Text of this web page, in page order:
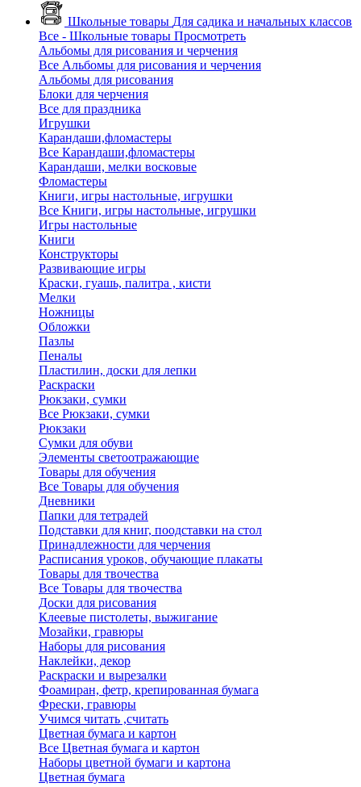
Школьные товары Для садика и начальных классов
Все - Школьные товары Просмотреть
Альбомы для рисования и черчения
Все Альбомы для рисования и черчения
Альбомы для рисования
Блоки для черчения
Все для праздника
Игрушки
Карандаши,фломастеры
Все Карандаши,фломастеры
Карандаши, мелки восковые
Фломастеры
Книги, игры настольные, игрушки
Все Книги, игры настольные, игрушки
Игры настольные
Книги
Конструкторы
Развивающие игры
Краски, гуашь, палитра , кисти
Мелки
Ножницы
Обложки
Пазлы
Пеналы
Пластилин, доски для лепки
Раскраски
Рюкзаки, сумки
Все Рюкзаки, сумки
Рюкзаки
Сумки для обуви
Элементы светоотражающие
Товары для обучения
Все Товары для обучения
Дневники
Папки для тетрадей
Подставки для книг, поодставки на стол
Принадлежности для черчения
Расписания уроков, обучающие плакаты
Товары для твочества
Все Товары для твочества
Доски для рисования
Клеевые пистолеты, выжигание
Мозайки, гравюры
Наборы для рисования
Наклейки, декор
Раскраски и вырезалки
Фоамиран, фетр, крепированная бумага
Фрески, гравюры
Учимся читать ,считать
Цветная бумага и картон
Все Цветная бумага и картон
Наборы цветной бумаги и картона
Цветная бумага